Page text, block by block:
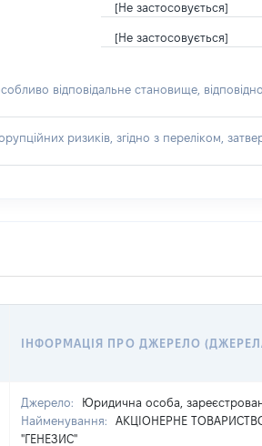
[Не застосовується]
[Не застосовується]
відповідальне становище,
ризиків, згідно з переліком,
ІНФОРМАЦІЯ ПРО ДЖЕРЕЛО
Джерело:
Юридична особа,
Найменування:
АКЦІОНЕРНЕ
"ГЕНЕЗИС"